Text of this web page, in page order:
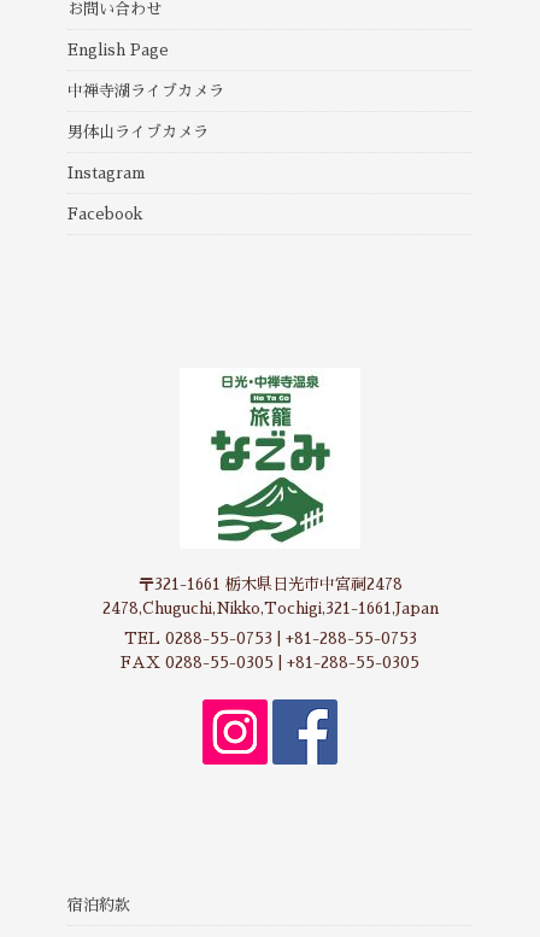
お問い合わせ
English Page
中禅寺湖ライブカメラ
男体山ライブカメラ
Instagram
Facebook
〒321-1661 栃木県日光市中宮祠2478
2478,Chuguchi,Nikko,Tochigi,321-1661,Japan
TEL 0288-55-0753 | +81-288-55-0753
FAX 0288-55-0305 | +81-288-55-0305
宿泊約款